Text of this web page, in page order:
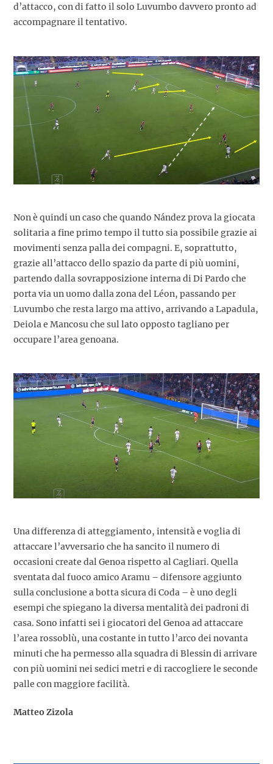
d’attacco, con di fatto il solo Luvumbo davvero pronto ad
accompagnare il tentativo.
Non è quindi un caso che quando Nández prova la giocata
solitaria a fine primo tempo il tutto sia possibile grazie ai
movimenti senza palla dei compagni. E, soprattutto,
grazie all’attacco dello spazio da parte di più uomini,
partendo dalla sovrapposizione interna di Di Pardo che
porta via un uomo dalla zona del Léon, passando per
Luvumbo che resta largo ma attivo, arrivando a Lapadula,
Deiola e Mancosu che sul lato opposto tagliano per
occupare l’area genoana.
Una differenza di atteggiamento, intensità e voglia di
attaccare l’avversario che ha sancito il numero di
occasioni create dal Genoa rispetto al Cagliari. Quella
sventata dal fuoco amico Aramu – difensore aggiunto
sulla conclusione a botta sicura di Coda – è uno degli
esempi che spiegano la diversa mentalità dei padroni di
casa. Sono infatti sei i giocatori del Genoa ad attaccare
l’area rossoblù, una costante in tutto l’arco dei novanta
minuti che ha permesso alla squadra di Blessin di arrivare
con più uomini nei sedici metri e di raccogliere le seconde
palle con maggiore facilità.
Matteo Zizola